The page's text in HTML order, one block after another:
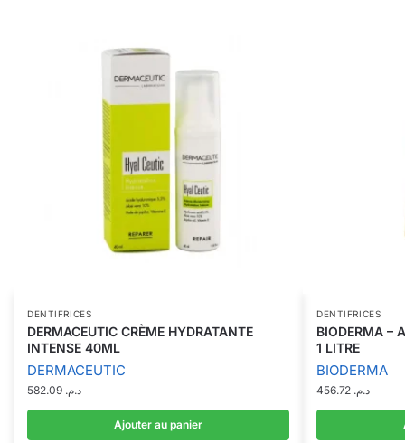
DENTIFRICES
DERMACEUTIC CRÈME HYDRATANTE
INTENSE 40ML
DERMACEUTIC
د.م.
Ajouter au panier
DENTIFRICES
BIODERMA –
1 LITRE
BIODERMA
د.م.